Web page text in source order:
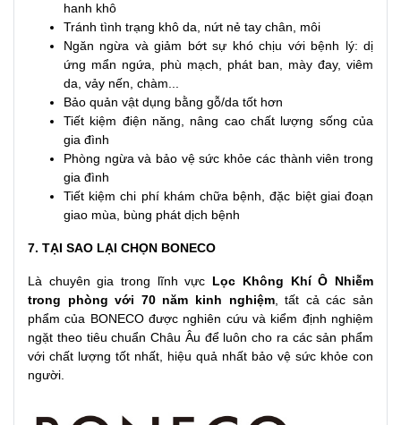
hanh khô
Tránh tình trạng khô da, nứt nẻ tay chân, môi
Ngăn ngừa và giảm bớt sự khó chịu với bệnh lý: dị
ứng mẩn ngứa, phù mạch, phát ban, mày đay, viêm
da, vảy nến, chàm...
Bảo quản vật dụng bằng gỗ/da tốt hơn
Tiết kiệm điện năng, nâng cao chất lượng sống của
gia đình
Phòng ngừa và bảo vệ sức khỏe các thành viên trong
gia đình
Tiết kiệm chi phí khám chữa bệnh, đặc biệt giai đoạn
giao mùa, bùng phát dịch bệnh
7. TẠI SAO LẠI CHỌN BONECO
Là chuyên gia trong lĩnh vực Lọc Không Khí Ô Nhiễm
trong phòng với 70 năm kinh nghiệm, tất cả các sản
phẩm của BONECO được nghiên cứu và kiểm định nghiệm
ngặt theo tiêu chuẩn Châu Âu để luôn cho ra các sản phẩm
với chất lượng tốt nhất, hiệu quả nhất bảo vệ sức khỏe con
người.